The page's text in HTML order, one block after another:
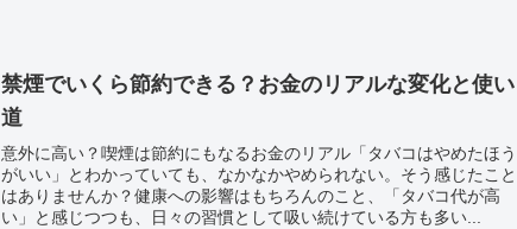
禁煙でいくら節約できる？お金のリアルな変化と使い
道
意外に高い？喫煙は節約にもなるお金のリアル「タバコはやめたほう
がいい」とわかっていても、なかなかやめられない。そう感じたこと
はありませんか？健康への影響はもちろんのこと、「タバコ代が高
い」と感じつつも、日々の習慣として吸い続けている方も多い...